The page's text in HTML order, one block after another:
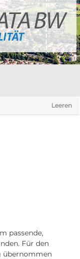
Leeren
passende,
Für den
übernommen